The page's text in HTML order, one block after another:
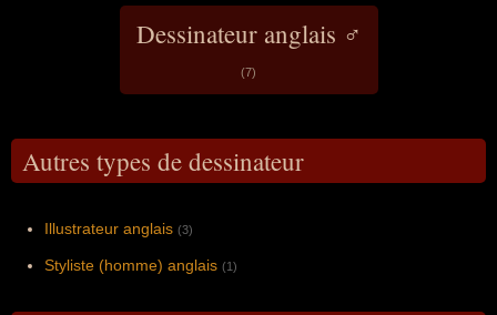
Dessinateur anglais ♂
(7)
Autres types de dessinateur
Illustrateur anglais (3)
Styliste (homme) anglais (1)